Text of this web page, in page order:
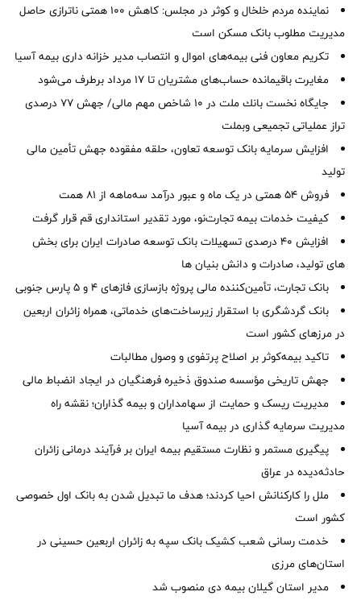
نماینده مردم خلخال و کوثر در مجلس: کاهش ۱۰۰ همتی ناترازی حاصل
مدیریت مطلوب بانک مسکن است
تکریم معاون فنی بیمه‌های اموال و انتصاب مدیر خزانه داری بیمه آسیا
مغایرت‌ باقیمانده حساب‌های مشتریان تا ۱۷ مرداد برطرف می‌شود
جایگاه نخست بانك ملت در 10 شاخص مهم مالی/ جهش 77 درصدی
تراز عملیاتی تجمیعی وبملت
افزایش سرمایه بانک توسعه تعاون، حلقه مفقوده جهش تأمین مالی
تولید
فروش 54 همتی در یک ماه و عبور درآمد سه‌ماهه از 81 همت
کیفیت خدمات بیمه تجارت‌نو، مورد تقدیر استانداری قم قرار گرفت
افزایش 40 درصدی تسهیلات بانک توسعه صادرات ایران برای بخش
های تولید، صادرات و دانش بنیان ها
بانک تجارت، تأمین‌کننده مالی پروژه بازسازی فازهای ۴ و ۵ پارس جنوبی
بانک گردشگری با استقرار زیرساخت‌های خدماتی، همراه زائران اربعین
در مرزهای کشور است
تاکید بیمه‌کوثر بر اصلاح پرتفوی و وصول مطالبات ‌
جهش تاریخی مؤسسه صندوق ذخیره فرهنگیان در ایجاد انضباط مالی
مدیریت ریسک و حمایت از سهامداران و بیمه گذاران؛ نقشه راه
مدیریت سرمایه گذاری در بیمه آسیا
پیگیری مستمر و نظارت مستقیم بیمه ایران بر فرآیند درمانی زائران
حادثه‌دیده در عراق
ملل را کارکنانش احیا کردند؛ هدف ما تبدیل شدن به بانک اول خصوصی
کشور است
خدمت رسانی شعب کشیک بانک سپه به زائران اربعین حسینی در
استان‌‌های مرزی
‌مدیر استان گیلان بیمه دی منصوب شد